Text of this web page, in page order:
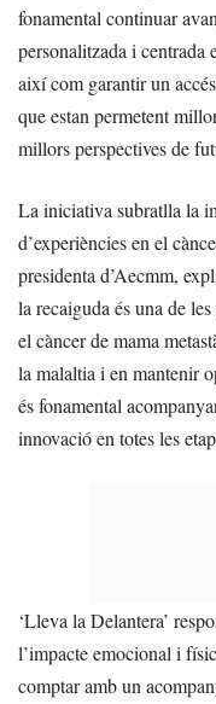
fonamental continuar
personalitzada i centrada
així com garantir un
que estan permetent
millors perspectives de
La iniciativa subratlla la
d’experiències en el
presidenta d’Aecmm,
la recaiguda és una de
el càncer de mama
la malaltia i en mantenir
és fonamental
innovació en totes les
‘Lleva la Delantera’
l’impacte emocional i
comptar amb un